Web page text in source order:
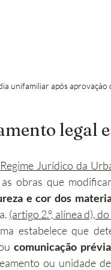
unifamiliar após aprovação
legal
Regime Jurídico da
obras que
e cor dos
(artigo 2.º, alínea d),
comunicação prévia
ou unidade